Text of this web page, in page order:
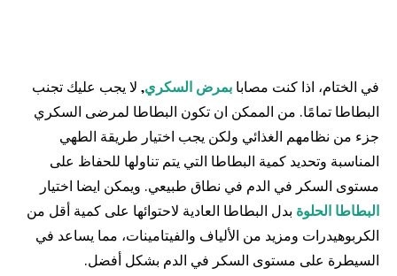
في الختام، اذا كنت مصابا بمرض السكري, لا يجب عليك تجنب
البطاطا تمامًا. من الممكن ان تكون البطاطا لمرضى السكري
جزء من نظامهم الغذائي ولكن يجب اختيار طريقة الطهي
المناسبة وتحديد كمية البطاطا التي يتم تناولها للحفاظ على
مستوى السكر في الدم في نطاق طبيعي. ويمكن ايضا اختيار
البطاطا الحلوة بدل البطاطا العادية لاحتوائها على كمية أقل من
الكربوهيدرات ومزيد من الألياف والفيتامينات، مما يساعد في
السيطرة على مستوى السكر في الدم بشكل أفضل.